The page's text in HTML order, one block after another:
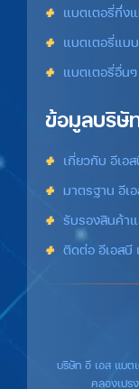
แบตเตอรี่กึ่ง
แบตเตอรี่แบ
แบตเตอรี่อื่นๆ
ข้อมูลบริษั
เกี่ยวกับ อีเอ
มาตรฐาน อีเ
รับรองสินค้า
ติดต่อ อีเอสบี
บริษัท อี เอส แบต
คลองเปร